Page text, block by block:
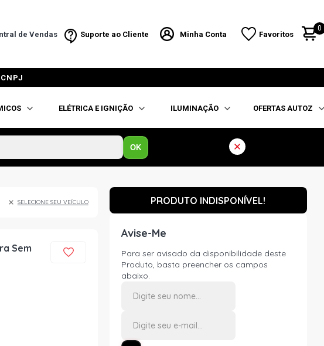
de Vendas Suporte ao Cliente Minha Conta Favoritos
0
ELÉTRICA E IGNIÇÃO ILUMINAÇÃO OFERTAS AUTOZ
OK
SELECIONE SEU VEÍCULO
Sem
PRODUTO INDISPONÍVEL!
Avise-Me
Para ser avisado da disponibilidade deste
Produto, basta preencher os campos
abaixo.